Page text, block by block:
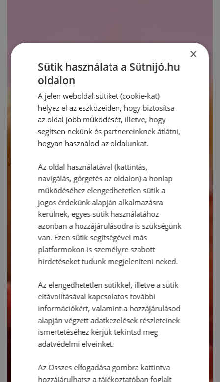
×
Sütik használata a Sütnijó.hu
oldalon
A jelen weboldal sütiket (cookie-kat)
helyez el az eszközeiden, hogy biztosítsa
az oldal jobb működését, illetve, hogy
segítsen nekünk és partnereinknek átlátni,
hogyan használod az oldalunkat.
Az oldal használatával (kattintás,
navigálás, görgetés az oldalon) a honlap
működéséhez elengedhetetlen sütik a
jogos érdekünk alapján alkalmazásra
kerülnek, egyes sütik használatához
azonban a hozzájárulásodra is szükségünk
van. Ezen sütik segítségével más
platformokon is személyre szabott
hirdetéseket tudunk megjeleníteni neked.
Az elengedhetetlen sütikkel, illetve a sütik
eltávolításával kapcsolatos további
információkért, valamint a hozzájárulásod
alapján végzett adatkezelések részleteinek
ismertetéséhez kérjük tekintsd meg
adatvédelmi elveinket.
Az Összes elfogadása gombra kattintva
hozzájárulhatsz a tájékoztatóban foglalt